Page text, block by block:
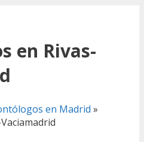
en Rivas-
en Madrid »